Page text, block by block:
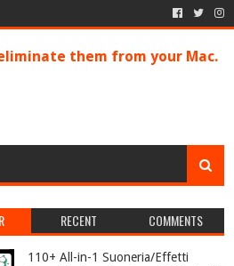
them from your Mac.
RECENT COMMENTS
110+ All-in-1 Suoneria/Effetti